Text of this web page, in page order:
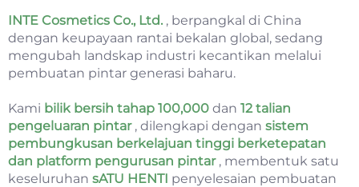
INTE Cosmetics Co., Ltd. , berpangkal di China
dengan keupayaan rantai bekalan global, sedang
mengubah landskap industri kecantikan melalui
pembuatan pintar generasi baharu.
Kami bilik bersih tahap 100,000 dan 12 talian
pengeluaran pintar , dilengkapi dengan sistem
pembungkusan berkelajuan tinggi berketepatan
dan platform pengurusan pintar , membentuk satu
keseluruhan sATU HENTI penyelesaian pembuatan